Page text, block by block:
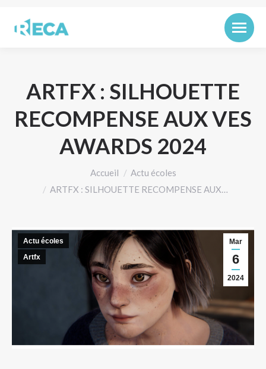
ARTFX : SILHOUETTE
RECOMPENSE AUX VES
AWARDS 2024
Accueil
Actu écoles
ARTFX : SILHOUETTE RECOMPENSE AUX…
Mar
6
2024
Actu écoles
Artfx